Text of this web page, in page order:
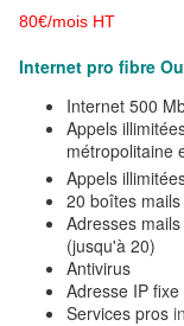
80€/mois HT
Internet pro fibre
Internet 500
Appels
métropolitaine
Appels
20 boîtes
Adresses
(jusqu'à 20)
Antivirus
Adresse IP fixe
Services pros